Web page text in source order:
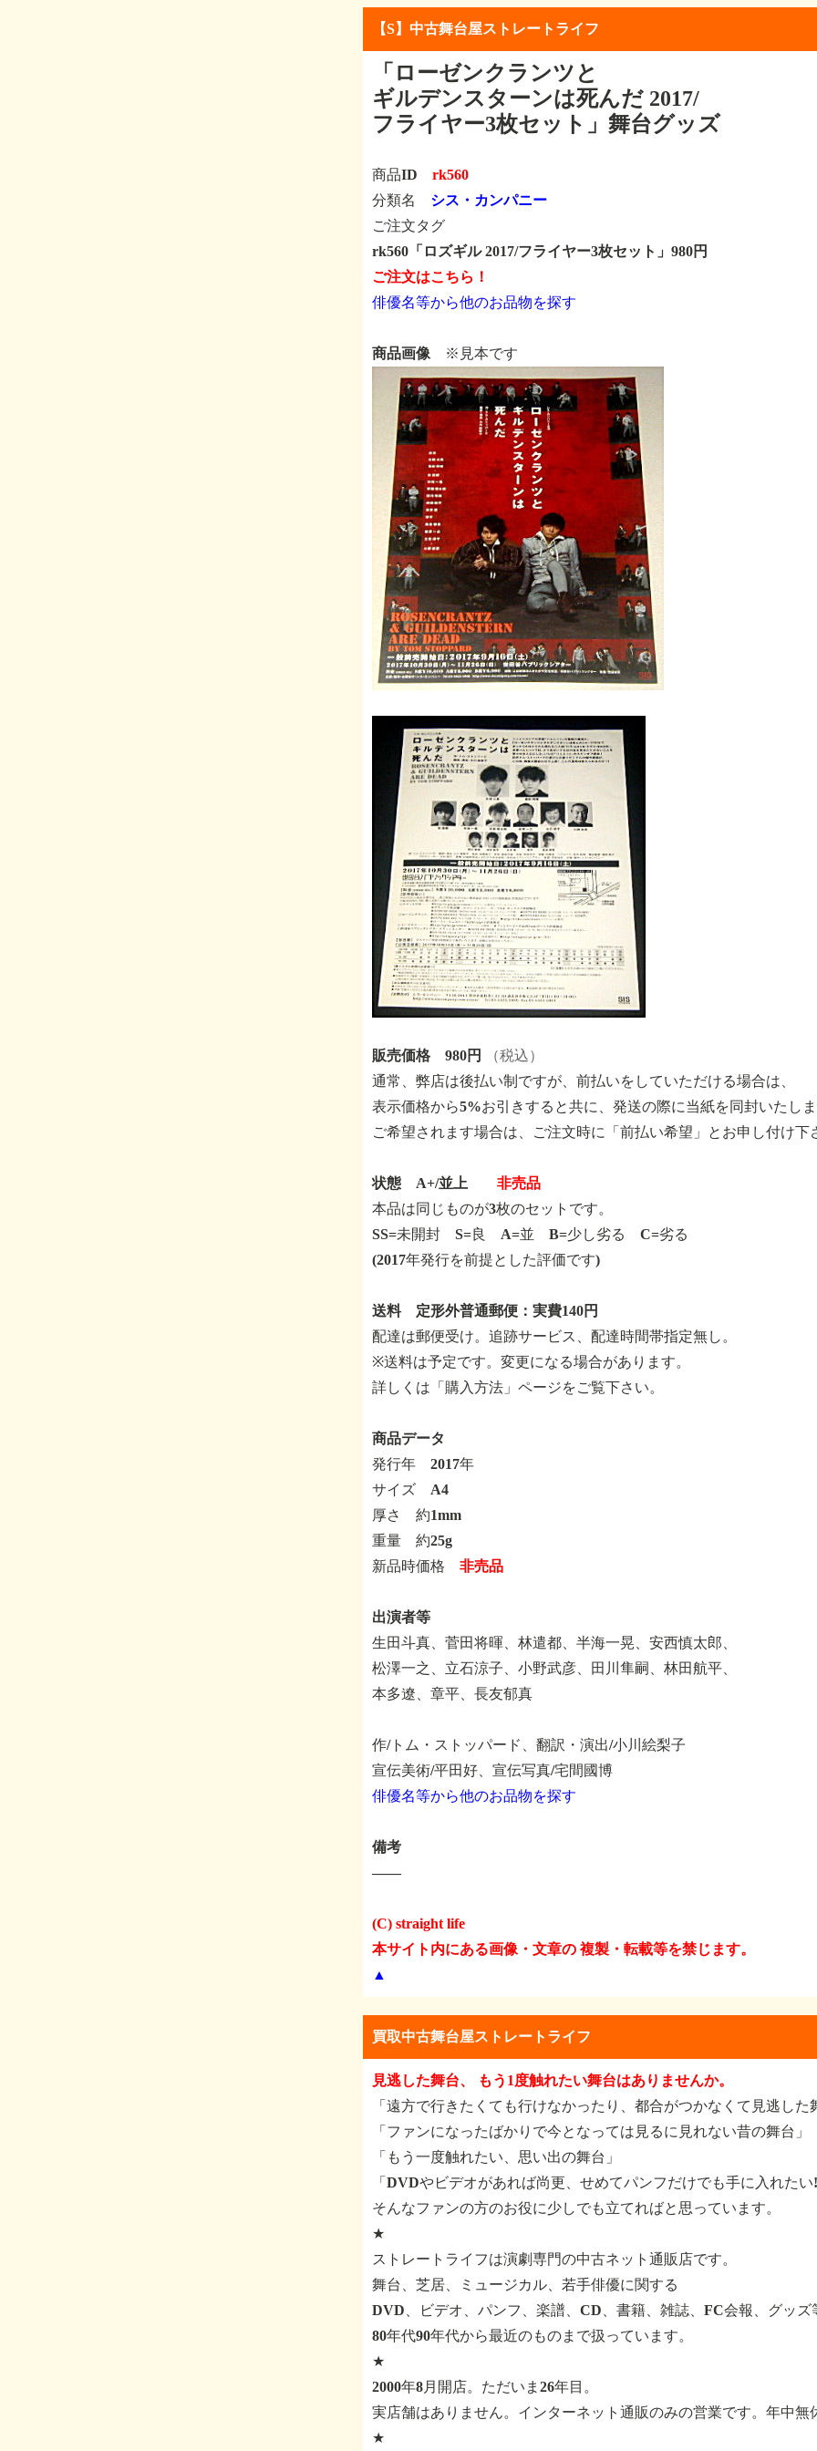
【S】中古舞台屋ストレートライフ
「ローゼンクランツと
ギルデンスターンは死んだ 2017/
フライヤー3枚セット」舞台グッズ
商品ID rk560
分類名 シス・カンパニー
ご注文タグ
rk560「ロズギル 2017/フライヤー3枚セット」980円
ご注文はこちら！
俳優名等から他のお品物を探す
商品画像 ※見本です
販売価格 980円
（税込）
通常、弊店は後払い制ですが、前払いをしていただける場合は、
表示価格から5%お引きすると共に、発送の際に当紙を同封いたしま
ご希望されます場合は、ご注文時に「前払い希望」とお申し付け下
状態 A+/並上
非売品
本品は同じものが3枚のセットです。
SS=未開封 S=良 A=並 B=少し劣る C=劣る
(2017年発行を前提とした評価です)
送料 定形外普通郵便：実費140円
配達は郵便受け。追跡サービス、配達時間帯指定無し。
※送料は予定です。変更になる場合があります。
詳しくは「購入方法」ページをご覧下さい。
商品データ
発行年 2017年
サイズ A4
厚さ 約1mm
重量 約25g
新品時価格 非売品
出演者等
生田斗真、菅田将暉、林遣都、半海一晃、安西慎太郎、
松澤一之、立石涼子、小野武彦、田川隼嗣、林田航平、
本多遼、章平、長友郁真
作/トム・ストッパード、翻訳・演出/小川絵梨子
宣伝美術/平田好、宣伝写真/宅間國博
俳優名等から他のお品物を探す
備考
――
(C) straight life
本サイト内にある画像・文章の 複製・転載等を禁じます。
▲
買取中古舞台屋ストレートライフ
見逃した舞台、 もう1度触れたい舞台はありませんか。
「遠方で行きたくても行けなかったり、都合がつかなくて見逃した
「ファンになったばかりで今となっては見るに見れない昔の舞台」
「もう一度触れたい、思い出の舞台」
「DVDやビデオがあれば尚更、せめてパンフだけでも手に入れたい!
そんなファンの方のお役に少しでも立てればと思っています。
★
ストレートライフは演劇専門の中古ネット通販店です。
舞台、芝居、ミュージカル、若手俳優に関する
DVD、ビデオ、パンフ、楽譜、CD、書籍、雑誌、FC会報、グッズ
80年代90年代から最近のものまで扱っています。
★
2000年8月開店。ただいま26年目。
実店舗はありません。インターネット通販のみの営業です。年中無
★